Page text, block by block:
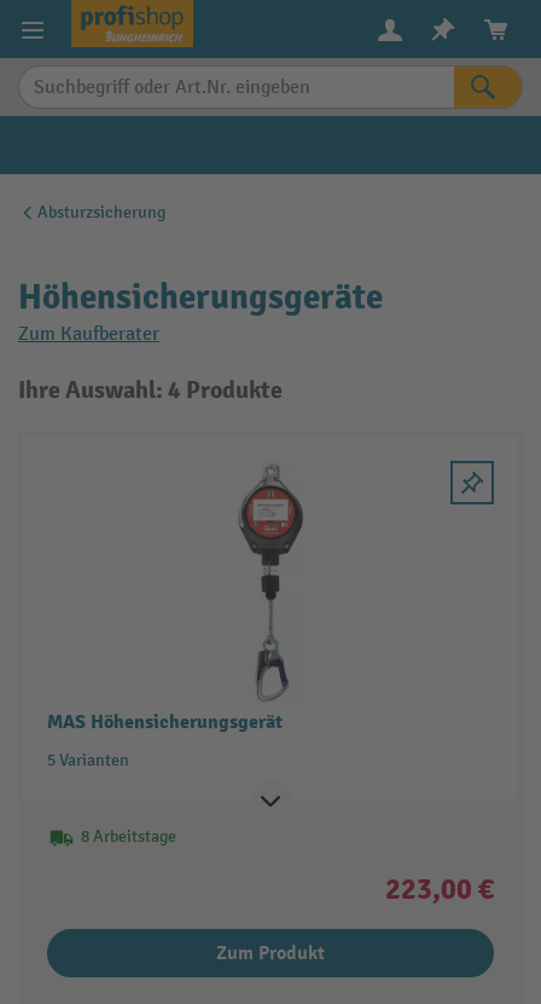
springen
Absturzsicherung
Höhensicherungsgeräte
Zum Kaufberater
Ihre Auswahl: 4 Produkte
MAS Höhensicherungsgerät
5 Varianten
8 Arbeitstage
223,00 €
Zum Produkt